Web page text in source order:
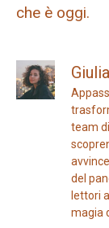
che è oggi.
team
del
lettori
magia